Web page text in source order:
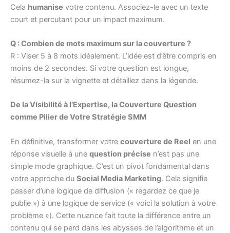
Cela humanise votre contenu. Associez-le avec un texte
court et percutant pour un impact maximum.
Q : Combien de mots maximum sur la couverture ?
R : Viser 5 à 8 mots idéalement. L’idée est d’être compris en
moins de 2 secondes. Si votre question est longue,
résumez-la sur la vignette et détaillez dans la légende.
De la Visibilité à l’Expertise, la Couverture Question
comme Pilier de Votre Stratégie SMM
En définitive, transformer votre couverture de Reel en une
réponse visuelle à une question précise n’est pas une
simple mode graphique. C’est un pivot fondamental dans
votre approche du Social Media Marketing. Cela signifie
passer d’une logique de diffusion (« regardez ce que je
publie ») à une logique de service (« voici la solution à votre
problème »). Cette nuance fait toute la différence entre un
contenu qui se perd dans les abysses de l’algorithme et un